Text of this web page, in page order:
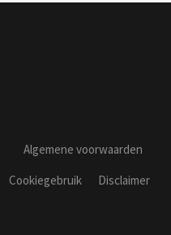
Algemene voorwaarden
Cookiegebruik
Disclaimer